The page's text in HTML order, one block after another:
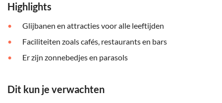
Highlights
Glijbanen en attracties voor alle leeftijden
Faciliteiten zoals cafés, restaurants en bars
Er zijn zonnebedjes en parasols
Dit kun je verwachten